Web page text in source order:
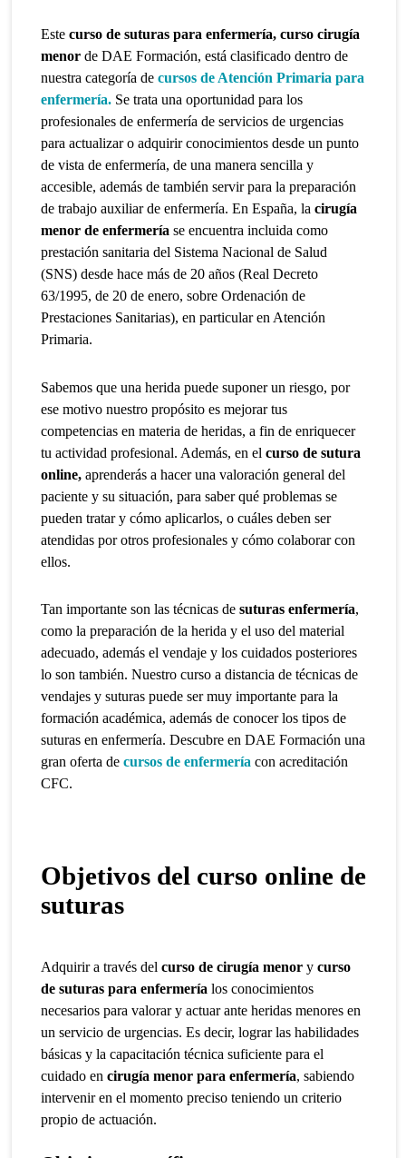
Este curso de suturas para enfermería, curso cirugía
menorde DAE Formación, está clasificado dentro de
nuestra categoría decursos de Atención Primaria para
enfermería. Se trata una oportunidad para los
profesionales de enfermería de servicios de urgencias
para actualizar o adquirir conocimientos desde un punto
de vista de enfermería, de una manera sencilla y
accesible, además de también servir para la preparación
de trabajo auxiliar de enfermería. En España, lacirugía
menor de enfermería se encuentra incluida como
prestación sanitaria del Sistema Nacional de Salud
(SNS) desde hace más de 20 años (Real Decreto
63/1995, de 20 de enero, sobre Ordenación de
Prestaciones Sanitarias), en particular en Atención
Primaria.
Sabemos que una herida puede suponer un riesgo, por
ese motivo nuestropropósito es mejorar tus
competencias en materia de heridas, a fin de enriquecer
tu actividad profesional. Además, en elcurso de sutura
online, aprenderás a hacer una valoración general del
paciente y su situación, para saber qué problemas se
pueden tratar y cómo aplicarlos, o cuáles deben ser
atendidas por otros profesionales y cómo colaborar con
ellos.
Tan importante son las técnicas desuturas enfermería,
como la preparación de la herida y el uso del material
adecuado, además el vendaje y los cuidados posteriores
lo son también. Nuestro curso a distancia de técnicas de
vendajes y suturas puede ser muy importante para la
formación académica, además de conocer los tipos de
suturas en enfermería. Descubre en DAE Formación una
gran oferta decursos de enfermería con acreditación
CFC.
Objetivos del curso online de
suturas
Adquirir a través delcurso de cirugía menory curso
de suturas para enfermería los conocimientos
necesarios para valorar y actuar ante heridas menores en
un servicio de urgencias. Es decir, lograr las habilidades
básicas y la capacitación técnica suficiente para el
cuidado encirugía menor para enfermería, sabiendo
intervenir en el momento preciso teniendo un criterio
propio de actuación.